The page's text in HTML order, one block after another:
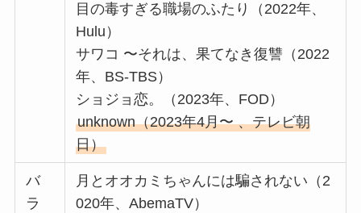
目の毒すぎる職場のふたり（2022年、
Hulu）
サワコ 〜それは、果てなき復讐（2022
年、BS-TBS）
ショジョ恋。（2023年、FOD）
unknown（2023年4月〜 、テレビ朝
日）
バ
ラ
月とオオカミちゃんには騙されない（2
020年、AbemaTV）